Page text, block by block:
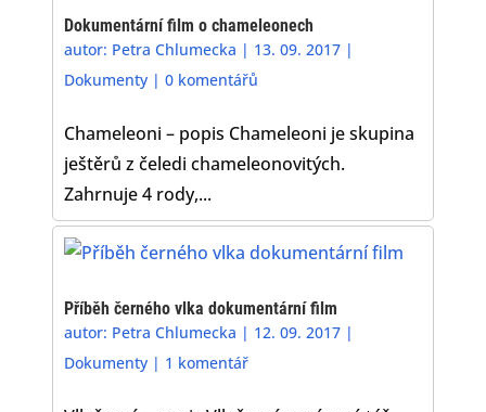
Dokumentární film o chameleonech
autor: Petra Chlumecka | 13. 09. 2017 |
Dokumenty |0 komentářů
Chameleoni – popis Chameleoni je skupina
ještěrů z čeledi chameleonovitých.
Zahrnuje 4 rody,...
Příběh černého vlka dokumentární film
autor: Petra Chlumecka | 12. 09. 2017 |
Dokumenty | 1 komentář